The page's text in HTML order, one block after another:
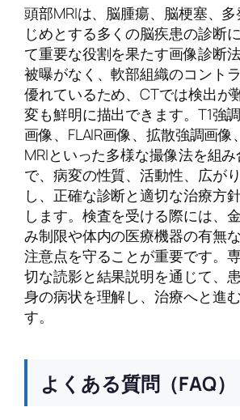
頭部MRIは、脳腫瘍、脳梗塞、
じめとする多くの脳疾患の診断
て重要な役割を果たす画像診断
被曝がなく、軟部組織のコント
優れているため、CTでは検出が
変も鮮明に描出できます。T1強
画像、FLAIR画像、拡散強調画像
MRIといった多様な撮像法を組
で、病変の性質、活動性、広が
し、正確な診断と適切な治療方
します。検査を受ける際には、
み制限や体内の医療機器の有無
注意点を守ることが重要です。
切な読影と結果説明を通じて、
身の病状を理解し、治療へと進
す。
よくある質問（FAQ）